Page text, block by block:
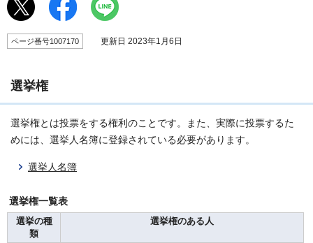
ページ番号1007170 更新日 2023年1月6日
選挙権
選挙権とは投票をする権利のことです。また、実際に投票するた
めには、選挙人名簿に登録されている必要があります。
選挙人名簿
選挙権一覧表
選挙の種
類
選挙権のある人